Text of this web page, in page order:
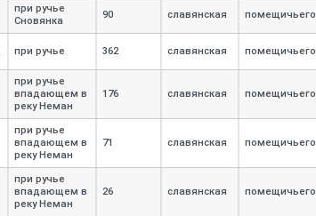
при ручье
Сновянка
90 славянская помещичьего
при ручье 362 славянская помещичьего
при ручье
впадающем в
реку Неман
176 славянская помещичьего
при ручье
впадающем в
реку Неман
71 славянская помещичьего
при ручье
впадающем в
реку Неман
26 славянская помещичьего